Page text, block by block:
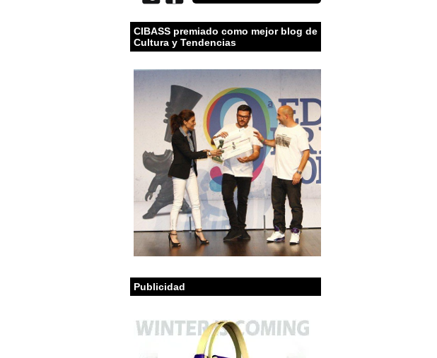
CIBASS premiado como mejor blog de
Cultura y Tendencias
Publicidad